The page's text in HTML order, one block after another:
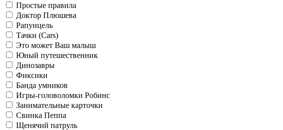
Простые правила
Доктор Плюшева
Рапунцель
Тачки (Cars)
Это может Ваш малыш
Юный путешественник
Динозавры
Фиксики
Банда умников
Игры-головоломки Робинс
Занимательные карточки
Свинка Пеппа
Щенячий патруль